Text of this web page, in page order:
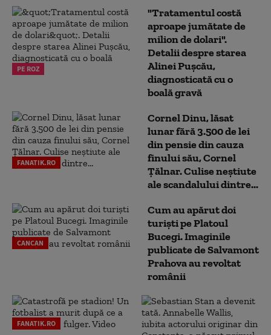
PE ROZ
"Tratamentul costă
aproape jumătate de
milion de dolari".
Detalii despre starea
Alinei Pușcău,
diagnosticată cu o
boală gravă
FANATIK.RO
Cornel Dinu, lăsat
lunar fără 3.500 de lei
din pensie din cauza
finului său, Cornel
Țălnar. Culise neștiute
ale scandalului dintre...
CANCAN
Cum au apărut doi
turiști pe Platoul
Bucegi. Imaginile
publicate de Salvamont
Prahova au revoltat
românii
FANATIK.RO